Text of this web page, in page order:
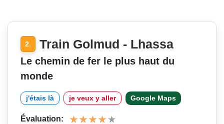
2. Train Golmud - Lhassa
Le chemin de fer le plus haut du
monde
j'étais là je veux y aller Google Maps
Évaluation: